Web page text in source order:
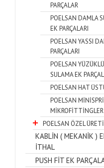
PARÇALAR
POELSAN DAMLA
EK PARÇALARI
POELSAN YASSI
PARÇALARI
POELSAN
SULAMA EK
POELSAN HAT
POELSAN
MİKROFİTTİNGLER
POELSAN ÖZEL
KABLİN ( MEKANİK )
İTHAL
PUSH FİT EK